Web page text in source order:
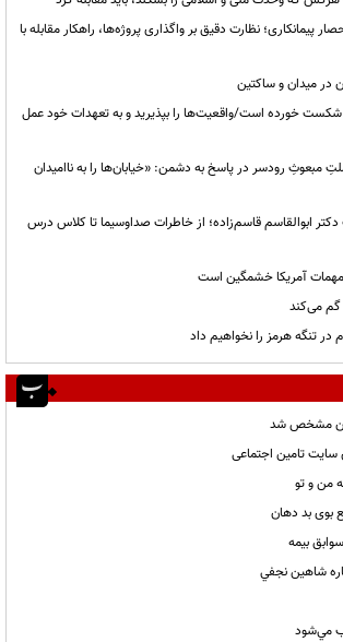
پیمانکاری؛ نظارت دقیق بر واگذاری پروژه‌ها، راهکار مقابله با
در میدان و ساکتین
شکست خورده است/واقعیت‌ها را بپذیرید و به تعهدات خود عمل
مبعوثِ رودسر در پاسخ به دشمن: «خیابان‌ها را به ناامیدان
ابوالقاسم قاسم‌زاده؛ از خاطرات صداوسیما تا کلاس درس
مهمات آمریکا خشمگین است
گم می‌کند
در تنگه هرمز را نخواهیم داد
مشخص شد
تامین اجتماعی
من و تو
بیمه
شاهين نجفي
مي‌شود